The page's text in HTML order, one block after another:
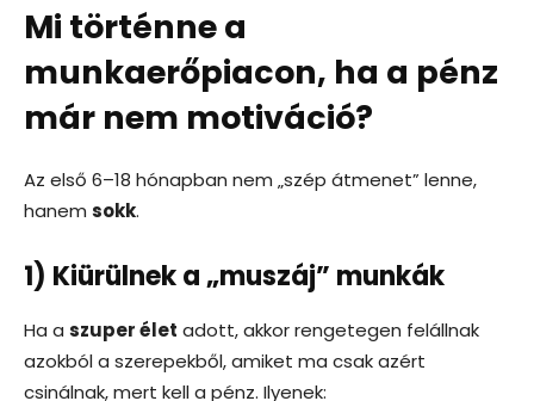
Mi történne a
munkaerőpiacon, ha a pénz
már nem motiváció?
Az első 6–18 hónapban nem „szép átmenet” lenne,
hanem sokk.
1) Kiürülnek a „muszáj” munkák
Ha a szuper élet adott, akkor rengetegen felállnak
azokból a szerepekből, amiket ma csak azért
csinálnak, mert kell a pénz. Ilyenek: